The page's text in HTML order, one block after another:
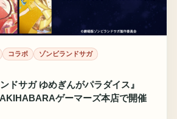
コラボ
ゾンビランドサガ
ドサガ ゆめぎんがパラダイス』
ゲーマーズ本店で開催